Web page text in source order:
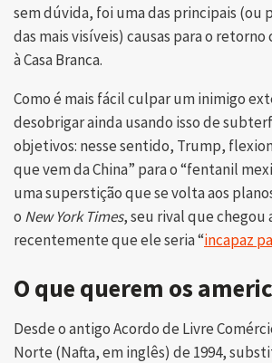
sem dúvida, foi uma das principais (ou
das mais visíveis) causas para o
à Casa Branca.
Como é mais fácil culpar um inimigo
desobrigar ainda usando isso de
objetivos: nesse sentido, Trump,
que vem da China” para o “fentanil
uma superstição que se volta aos
o New York Times, seu rival que chegou
recentemente que ele seria “incapaz
O que querem os
Desde o antigo Acordo de Livre
Norte (Nafta, em inglês) de 1994,